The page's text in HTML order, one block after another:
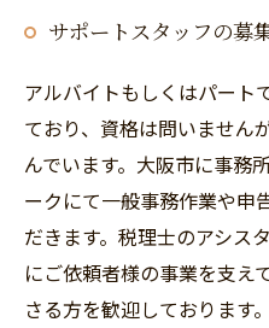
サポートスタッフの募
アルバイトもしくはパート
ており、資格は問いません
んでいます。大阪市に事務
ークにて一般事務作業や申
だきます。税理士のアシス
にご依頼者様の事業を支え
さる方を歓迎しております